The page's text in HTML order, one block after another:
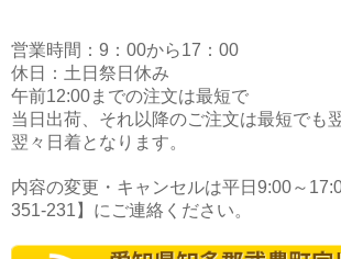
営業時間：9：00から17：00
休日：土日祭日休み
午前12:00までの注文は最短で
当日出荷、それ以降のご注文は最短でも
翌々日着となります。
内容の変更・キャンセルは平日9:00～
351-231】にご連絡ください。